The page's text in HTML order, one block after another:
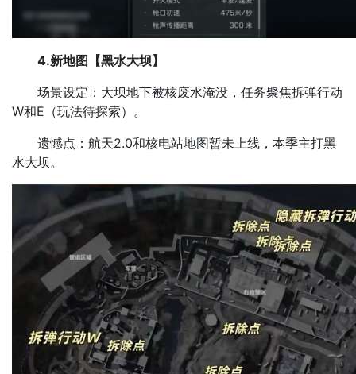
4.新地图【黑水大坝​】
场景设定：大坝地下被核废水淹没，任务聚焦拆弹行动
W和E（玩法待探索）。
遗憾点：航天2.0和核电站地图暂未上线，本季主打黑
水大坝。